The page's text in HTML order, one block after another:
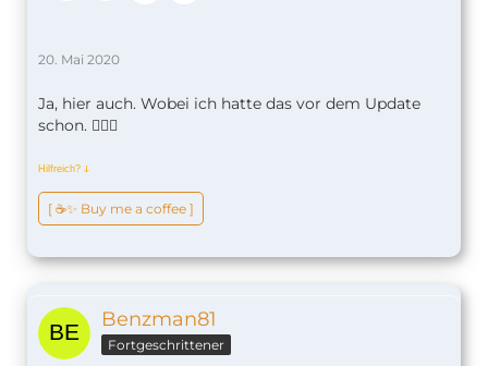
20. Mai 2020
Ja, hier auch. Wobei ich hatte das vor dem Update
schon. 🤷🏼‍♂️
Hilfreich? ↆ
[ ☕️✨ Buy me a coffee ]
Benzman81
Fortgeschrittener